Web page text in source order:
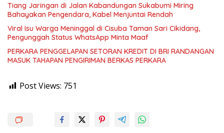
Tiang Jaringan di Jalan Kabandungan Sukabumi Miring
Bahayakan Pengendara, Kabel Menjuntai Rendah
Viral Isu Warga Meninggal di Cisuba Taman Sari Cikidang,
Pengunggah Status WhatsApp Minta Maaf
PERKARA PENGGELAPAN SETORAN KREDIT DI BRI RANDANGAN
MASUK TAHAPAN PENGIRIMAN BERKAS PERKARA
Post Views: 751